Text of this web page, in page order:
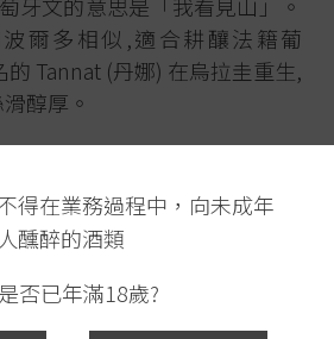
得在業務過程中，向未成年
醺醉的酒類
否已年滿18歲?
牙文的意思是「我看見山」。
爾多相似,適合耕釀法籍葡
Tannat (丹娜) 在烏拉圭重生,
醇厚。
於 Tannat,釀酒師 Dr. Eduardo
的權威,推出了單一葡萄園的酒
圭之光。